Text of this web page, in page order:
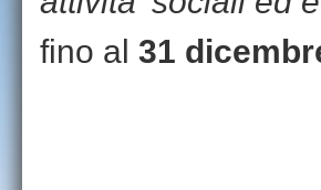
fino al 31